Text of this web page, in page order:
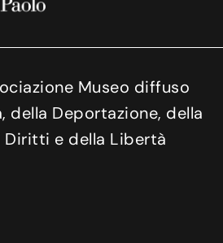
Museo diffuso
della Deportazione, della
Diritti e della Libertà